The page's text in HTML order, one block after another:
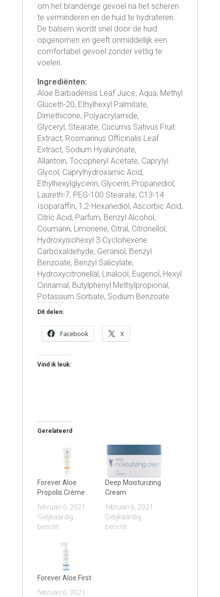
om het branderige gevoel na het scheren
te verminderen en de huid te hydrateren.
De balsem wordt snel door de huid
opgenomen en geeft onmiddellijk een
comfortabel gevoel zonder vettig te
voelen.
Ingrediënten:
Aloe Barbadensis Leaf Juice, Aqua, Methyl
Gluceth-20, Ethylhexyl Palmitate,
Dimethicone, Polyacrylamide,
Glyceryl, Stearate, Cucumis Sativus Fruit
Extract, Rosmarinus Officinalis Leaf
Extract, Sodium Hyaluronate,
Allantoin, Tocopheryl Acetate, Caprylyl
Glycol, Caprylhydroxamic Acid,
Ethylhexylglycerin, Glycerin, Propanediol,
Laureth-7, PEG-100 Stearate, C13-14
Isoparaffin, 1,2-Hexanediol, Ascorbic Acid,
Citric Acid, Parfum, Benzyl Alcohol,
Coumarin, Limonene, Citral, Citronellol,
Hydroxyisohexyl 3-Cyclohexene
Carboxaldehyde, Geraniol, Benzyl
Benzoate, Benzyl Salicylate,
Hydroxycitronellal, Linalool, Eugenol, Hexyl
Cinnamal, Butylphenyl Methylpropional,
Potassium Sorbate, Sodium Benzoate
Dit delen:
Facebook X
Vind ik leuk:
Gerelateerd
Forever Aloe
Propolis Crème
februari 6, 2021
Gelijkaardig
bericht
Deep Moisturizing
Cream
februari 6, 2021
Gelijkaardig
bericht
Forever Aloe First
februari 6, 2021